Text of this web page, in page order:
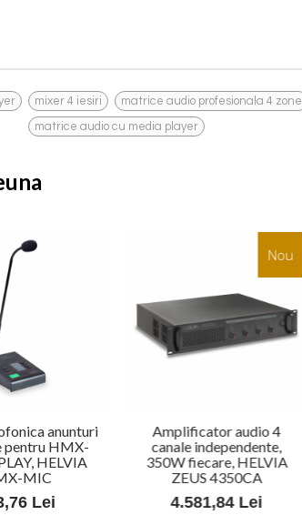
mixer 4 iesiri matrice audio profesionala 4 zone
matrice audio cu media player
anunturi
pentru HMX-
HELVIA
MIC
Lei
Nou
Amplificator audio 4
canale independente,
350W fiecare, HELVIA
ZEUS 4350CA
4.581,84 Lei